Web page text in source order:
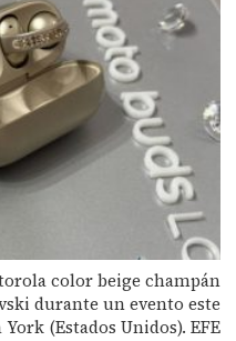
color beige champán
durante un evento este
(Estados Unidos). EFE